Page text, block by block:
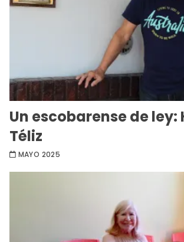
Un escobarense de ley:
Téliz
MAYO 2025